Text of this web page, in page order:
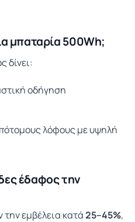
μπαταρία 500Wh;
δίνει:
οδήγηση
λόφους με υψηλή
έδαφος την
εμβέλεια κατά25–45%,